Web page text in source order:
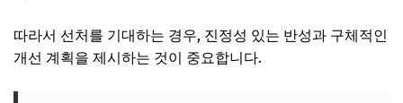
따라서 선처를 기대하는 경우, 진정성 있는 반성과 구체적인
개선 계획을 제시하는 것이 중요합니다.